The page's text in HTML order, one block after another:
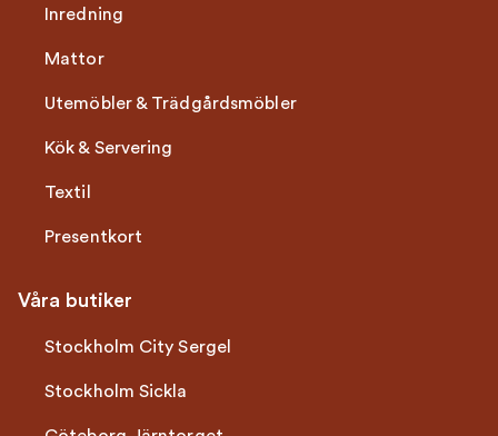
Inredning
Mattor
Utemöbler & Trädgårdsmöbler
Kök & Servering
Textil
Presentkort
Våra butiker
Stockholm City Sergel
Stockholm Sickla